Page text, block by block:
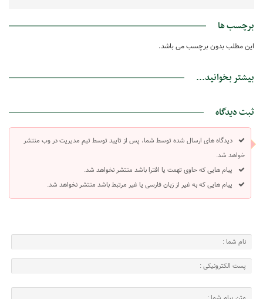
برچسب ها
این مطلب بدون برچسب می باشد.
بیشتر بخوانید...
ثبت دیدگاه
دیدگاه های ارسال شده توسط شما، پس از تایید توسط تیم مدیریت در وب منتشر
خواهد شد.
پیام هایی که حاوی تهمت یا افترا باشد منتشر نخواهد شد.
پیام هایی که به غیر از زبان فارسی یا غیر مرتبط باشد منتشر نخواهد شد.